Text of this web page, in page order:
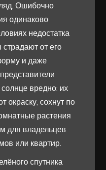
Ошибочно
одинаково
недостатка
от его
и даже
вредно: их
окраску, сохнут по
растения
для владельцев
или квартир.
спутника